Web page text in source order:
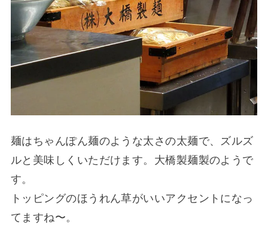
麺はちゃんぽん麺のような太さの太麺で、ズルズ
ルと美味しくいただけます。大橋製麺製のようで
す。
トッピングのほうれん草がいいアクセントになっ
てますね〜。